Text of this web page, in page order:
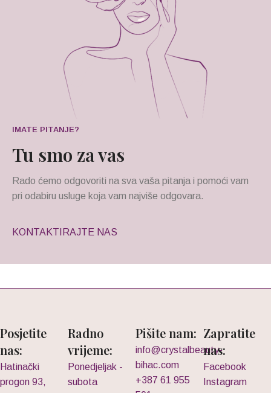
IMATE PITANJE?
Tu smo za vas
Rado ćemo odgovoriti na sva vaša pitanja i pomoći vam
pri odabiru usluge koja vam najviše odgovara.
KONTAKTIRAJTE NAS
Posjetite
nas:
Hatinački
progon 93,
Radno
vrijeme:
Ponedjeljak -
subota
Pišite nam:
info@crystalbeauty-
bihac.com
+387 61 955
Zapratite
nas:
Facebook
Instagram